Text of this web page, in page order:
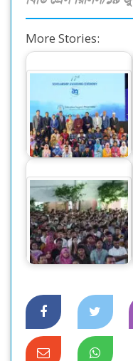
More Stories:
২৩৪ মেধাবী শিক্ষার্থীকে
বৃত্তি দিলো প্রাইম ব্যাংক
ফাউন্ডেশন
আইইউবিএটি’র ফল
২০২৪ সেমিস্টারের নবীন
শিক্ষার্থীদের…